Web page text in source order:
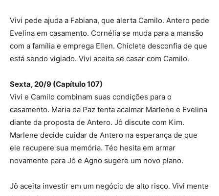
Vivi pede ajuda a Fabiana, que alerta Camilo. Antero pede
Evelina em casamento. Cornélia se muda para a mansão
com a família e emprega Ellen. Chiclete desconfia de que
está sendo vigiado. Vivi aceita se casar com Camilo.
Sexta, 20/9 (Capítulo 107)
Vivi e Camilo combinam suas condições para o
casamento. Maria da Paz tenta acalmar Marlene e Evelina
diante da proposta de Antero. Jô discute com Kim.
Marlene decide cuidar de Antero na esperança de que
ele recupere sua memória. Téo hesita em armar
novamente para Jô e Agno sugere um novo plano.
Jô aceita investir em um negócio de alto risco. Vivi mente